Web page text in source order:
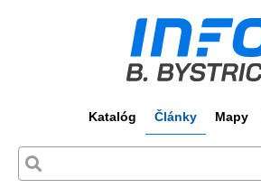
Katalóg Články Mapy